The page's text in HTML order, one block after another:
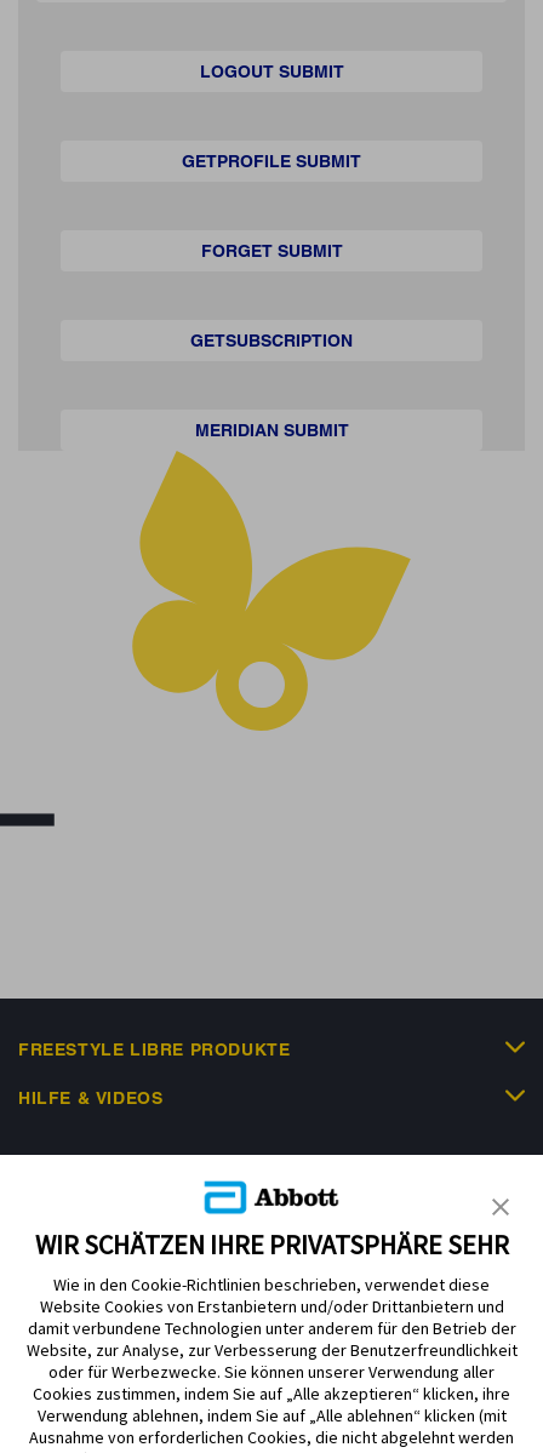
LOGOUT SUBMIT
GETPROFILE SUBMIT
FORGET SUBMIT
GETSUBSCRIPTION
MERIDIAN SUBMIT
FREESTYLE LIBRE PRODUKTE
HILFE & VIDEOS
Impressum Nutzungsbedingungen
Datenschutzerklärung
Cookie Richtlinie
Barrierefreiheitserklärung
Mitteilung zur Datenverordnung
Cookie-Präferenzen
WIR SCHÄTZEN IHRE PRIVATSPHÄRE SEHR
Wie in den Cookie-Richtlinien beschrieben, verwendet diese
Website Cookies von Erstanbietern und/oder Drittanbietern und
damit verbundene Technologien unter anderem für den Betrieb der
Website, zur Analyse, zur Verbesserung der Benutzerfreundlichkeit
oder für Werbezwecke. Sie können unserer Verwendung aller
Cookies zustimmen, indem Sie auf „Alle akzeptieren“ klicken, ihre
Verwendung ablehnen, indem Sie auf „Alle ablehnen“ klicken (mit
Ausnahme von erforderlichen Cookies, die nicht abgelehnt werden